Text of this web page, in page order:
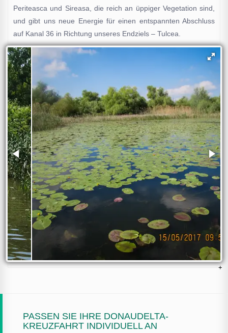
Periteasca und Sireasa, die reich an üppiger Vegetation sind,
und gibt uns neue Energie für einen entspannten Abschluss
auf Kanal 36 in Richtung unseres Endziels – Tulcea.
PASSEN SIE IHRE DONAUDELTA-
KREUZFAHRT INDIVIDUELL AN